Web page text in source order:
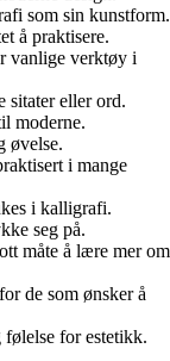
som sin kunstform.
å praktisere.
vanlige verktøy i
sitater eller ord.
moderne.
øvelse.
i mange
i kalligrafi.
seg på.
måte å lære mer om
de som ønsker å
for estetikk.